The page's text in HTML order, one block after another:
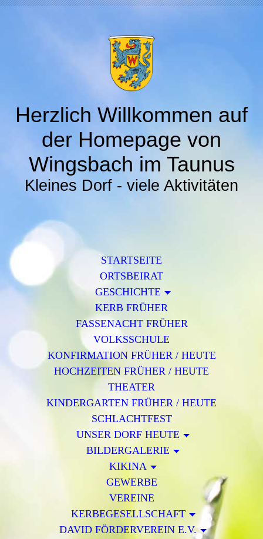
Herzlich Willkommen auf
der Homepage von
Wingsbach im Taunus
Kleines Dorf - viele Aktivitäten
STARTSEITE
ORTSBEIRAT
GESCHICHTE
KERB FRÜHER
FASSENACHT FRÜHER
VOLKSSCHULE
KONFIRMATION FRÜHER / HEUTE
HOCHZEITEN FRÜHER / HEUTE
THEATER
KINDERGARTEN FRÜHER / HEUTE
SCHLACHTFEST
UNSER DORF HEUTE
BILDERGALERIE
KIKINA
GEWERBE
VEREINE
KERBEGESELLSCHAFT
DAVID FÖRDERVEREIN E.V.